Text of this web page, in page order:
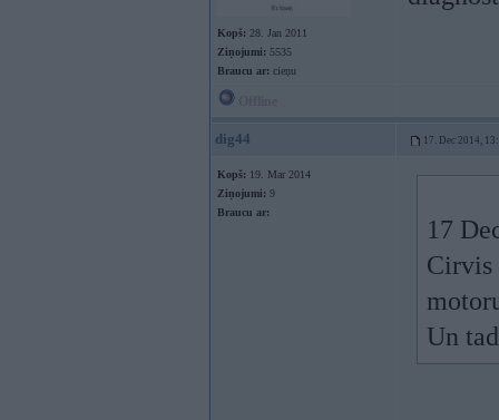
Kopš: 28. Jan 2011
Ziņojumi: 5535
Braucu ar: cieņu
dig44 17. Dec 2014,
Kopš: 19. Mar 2014
Ziņojumi: 9
Braucu ar:
17
Cirvis
Un